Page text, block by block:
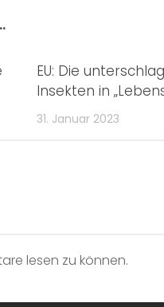
EU: Die
Insekten in
31. Januar 2023
lesen zu können.